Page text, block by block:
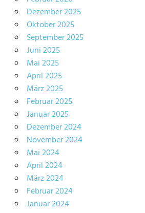
Dezember 2025
Oktober 2025
September 2025
Juni 2025
Mai 2025
April 2025
März 2025
Februar 2025
Januar 2025
Dezember 2024
November 2024
Mai 2024
April 2024
März 2024
Februar 2024
Januar 2024